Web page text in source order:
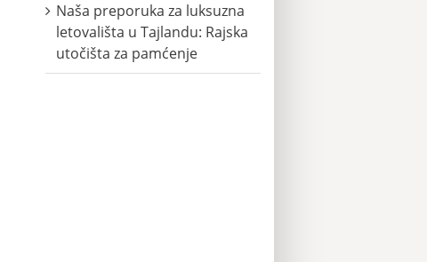
Naša preporuka za luksuzna
letovališta u Tajlandu: Rajska
utočišta za pamćenje